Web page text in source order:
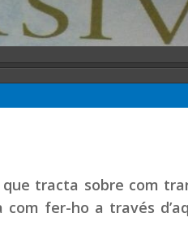
tracta sobre com
fer-ho a través